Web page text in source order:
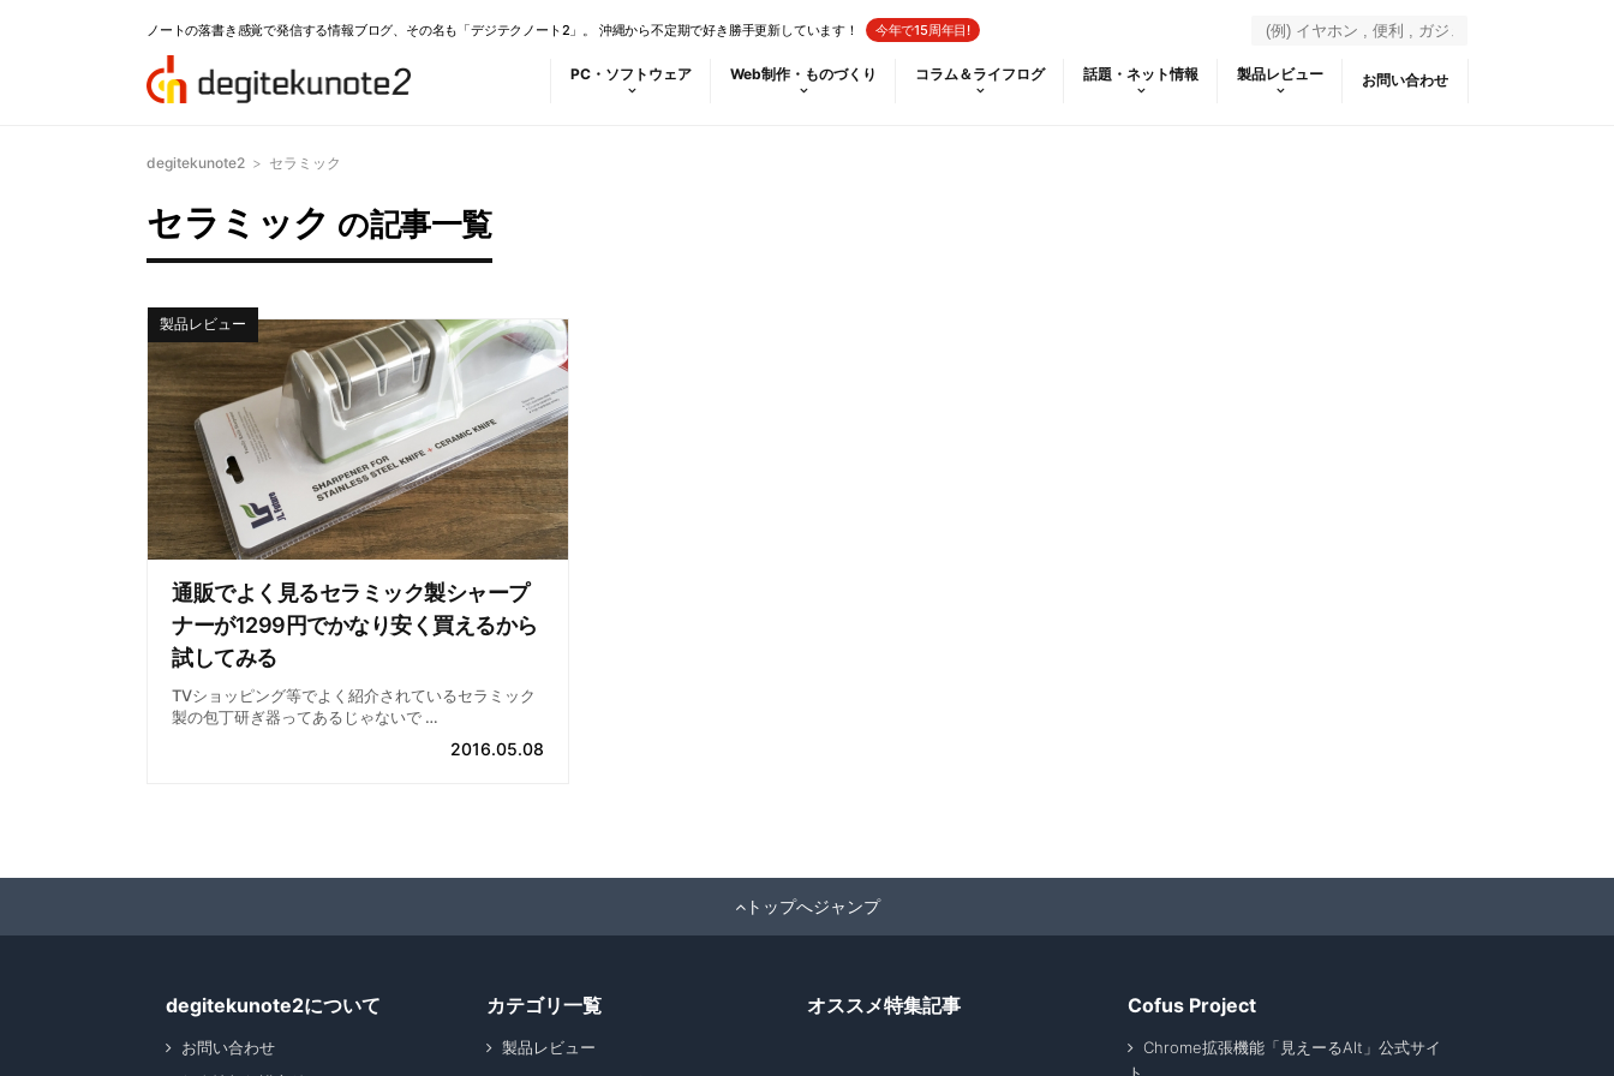
ノートの落書き感覚で発信する情報ブログ、その名も「デジテクノート2」。 沖縄から不定期で好き勝手更新しています！ 今年で15周年目!
PC・ソフトウェア Web制作・ものづくり コラム＆ライフログ 話題・ネット情報 製品レビュー お問い合わせ
degitekunote2 > セラミック
セラミック の記事一覧
通販でよく見るセラミック製シャープ
ナーが1299円でかなり安く買えるから
試してみる
TVショッピング等でよく紹介されているセラミック
製の包丁研ぎ器ってあるじゃないで …
製品レビュー
2016.05.08
トップへジャンプ
degitekunote2について
お問い合わせ
カテゴリ一覧
製品レビュー
オススメ特集記事 Cofus Project
Chrome拡張機能「見えーるAlt」公式サイ